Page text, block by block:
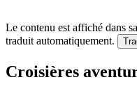
Le contenu est affiché dans
traduit automatiquement.
Croisières